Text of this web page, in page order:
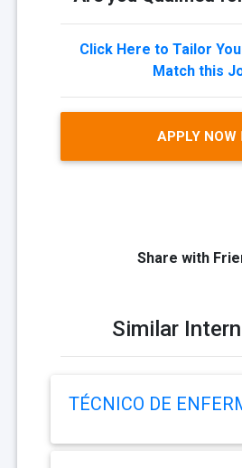
Click Here to Tailor
Match this
APPLY NOW
Share with
Similar
TÉCNICO DE